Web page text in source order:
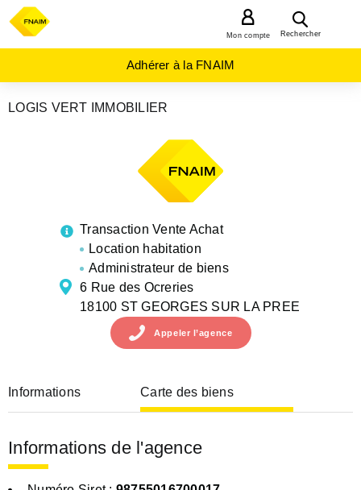
Rechercher
Mon compte
Adhérer à la FNAIM
LOGIS VERT IMMOBILIER
Transaction Vente Achat
Location habitation
Administrateur de biens
6 Rue des Ocreries
18100 ST GEORGES SUR LA PREE
Appeler l’agence
Informations Carte des biens
Informations de l'agence